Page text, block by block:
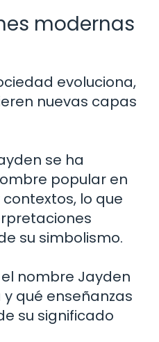
modernas
evoluciona,
nuevas capas
se ha
popular en
lo que
su simbolismo.
nombre Jayden
qué enseñanzas
su significado